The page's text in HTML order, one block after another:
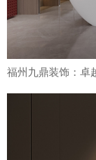
福州九鼎装饰：卓